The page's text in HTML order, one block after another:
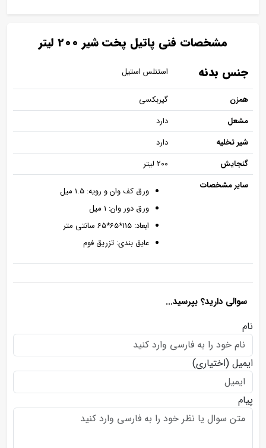
مشخصات فنی پاتیل پخت شیر 200 لیتر
جنس بدنه
استنلس استیل
همزن
گیربکسی
مشعل
دارد
شیر تخلیه
دارد
گنجایش
200 لیتر
سایر مشخصات
ورق کف وان و رویه: 1.5 میل
ورق دور وان: 1 میل
ابعاد: 115*65*65 سانتی متر
عایق بندی: تزریق فوم
سوالی دارید؟ بپرسید...
نام
ایمیل (اختیاری)
پیام